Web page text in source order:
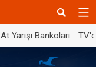
At Yarışı Bankoları